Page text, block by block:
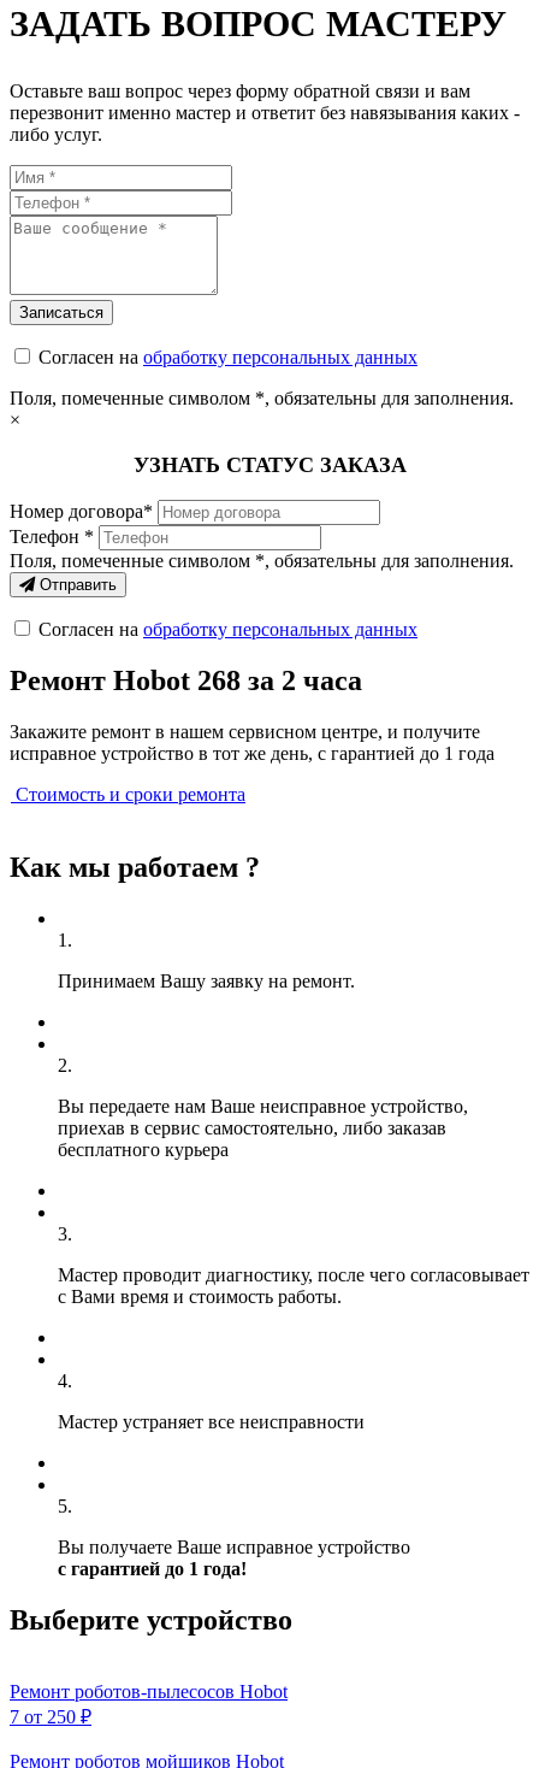
ЗАДАТЬ ВОПРОС МАСТЕРУ
Оставьте ваш вопрос через форму обратной связи и вам
перезвонит именно мастер и ответит без навязывания каких -
либо услуг.
Согласен на обработку персональных данных
Поля, помеченные символом *, обязательны для заполнения.
×
УЗНАТЬ СТАТУС ЗАКАЗА
Номер договора*
Телефон *
Поля, помеченные символом *, обязательны для заполнения.
Отправить
Согласен на обработку персональных данных
Ремонт Hobot 268 за 2 часа
Закажите ремонт в нашем сервисном центре, и получите
исправное устройство в тот же день, с гарантией до 1 года
Стоимость и сроки ремонта
Как мы работаем ?
1.
Принимаем Вашу заявку на ремонт.
2.
Вы передаете нам Ваше неисправное устройство,
приехав в сервис самостоятельно, либо заказав
бесплатного курьера
3.
Мастер проводит диагностику, после чего согласовывает
с Вами время и стоимость работы.
4.
Мастер устраняет все неисправности
5.
Вы получаете Ваше исправное устройство
с гарантией до 1 года!
Выберите устройство
Ремонт роботов-пылесосов Hobot
7 от 250 ₽
Ремонт роботов мойщиков Hobot